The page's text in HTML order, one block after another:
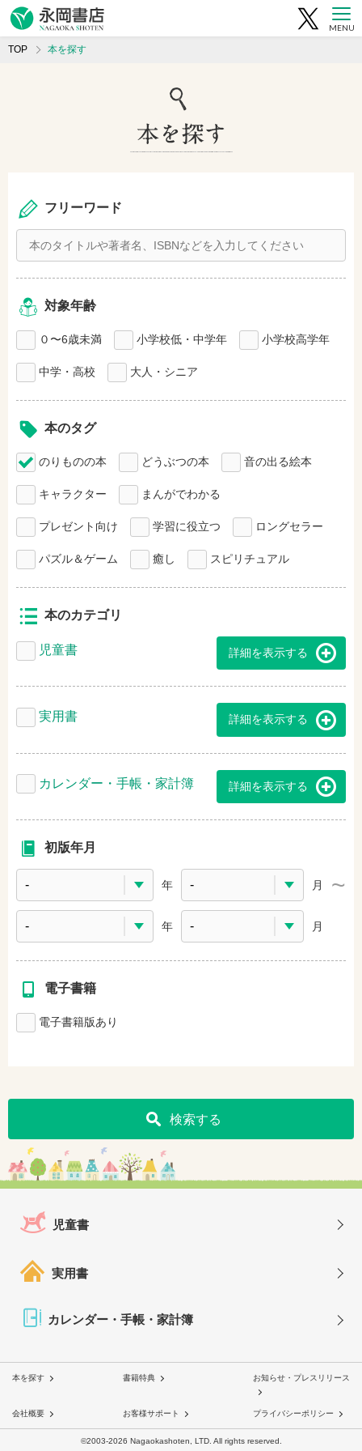
MENU
TOP 本を探す
フリーワード
対象年齢
０〜6歳未満 小学校低・中学年 小学校高学年
中学・高校 大人・シニア
本のタグ
のりものの本 どうぶつの本 音の出る絵本
キャラクター まんがでわかる
プレゼント向け 学習に役立つ ロングセラー
パズル＆ゲーム 癒し スピリチュアル
本のカテゴリ
児童書 詳細を表示する
実用書 詳細を表示する
カレンダー・手帳・家計簿 詳細を表示する
初版年月
年 月
年 月
電子書籍
電子書籍版あり
検索する
児童書
実用書
カレンダー・手帳・家計簿
本を探す 書籍特典 お知らせ・プレスリリース
会社概要 お客様サポート プライバシーポリシー
©2003-2026 Nagaokashoten, LTD. All rights reserved.